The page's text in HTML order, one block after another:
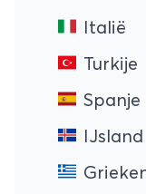
Italië
Turkije
Spanje
IJsland